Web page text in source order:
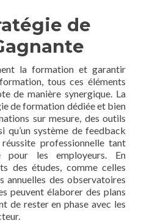
de
la formation et garantir
tous ces éléments
de manière synergique. La
de formation dédiée et bien
sur mesure, des outils
qu’un système de feedback
professionnelle tant
pour les employeurs. En
des études, comme celles
annuelles des observatoires
peuvent élaborer des plans
de rester en phase avec les